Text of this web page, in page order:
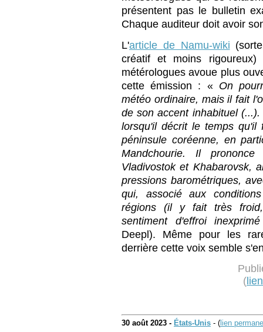
présentent pas le bulletin
Chaque auditeur doit avoir
L'article de Namu-wiki
créatif et moins
métérologues avoue plus
cette émission : « On
météo ordinaire, mais il fait
de son accent inhabituel
lorsqu'il décrit le temps
péninsule coréenne, en
Mandchourie. Il
Vladivostok et Khabarovsk,
pressions barométriques,
qui, associé aux
régions (il y fait très
sentiment d'effroi
Deepl). Même pour les
derrière cette voix semble
(
30 août 2023 - États-Unis - ( lien